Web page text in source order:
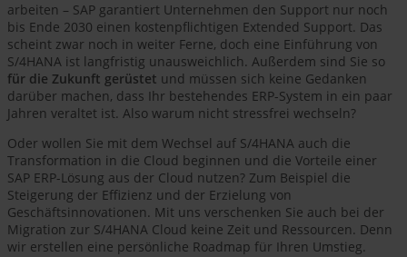
arbeiten – SAP garantiert Unternehmen den Support nur noch
bis Ende 2030 einen kostenpflichtigen Extended Support. Das
scheint zwar noch in weiter Ferne, doch eine Einführung von
S/4HANA ist langfristig unausweichlich. Außerdem sind Sie so
für die Zukunft gerüstet und müssen sich keine Gedanken
darüber machen, dass Ihr bestehendes ERP-System in ein paar
Jahren veraltet ist. Also warum nicht stressfrei wechseln?
Oder wollen Sie mit dem Wechsel auf S/4HANA auch die
Transformation in die Cloud beginnen und die Vorteile einer
SAP ERP-Lösung aus der Cloud nutzen? Zum Beispiel die
Steigerung der Effizienz und der Erzielung von
Geschäftsinnovationen. Mit uns verschenken Sie auch bei der
Migration zur S/4HANA Cloud keine Zeit und Ressourcen. Denn
wir erstellen eine persönliche Roadmap für Ihren Umstieg.